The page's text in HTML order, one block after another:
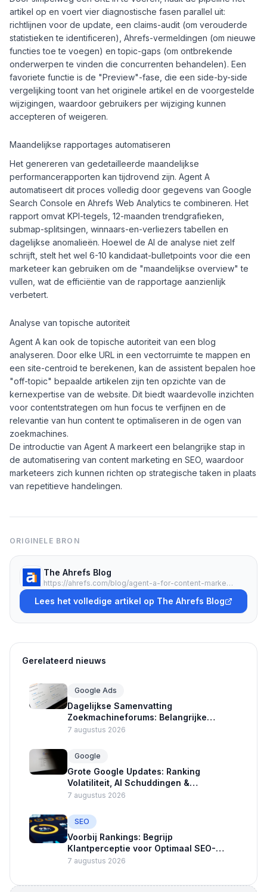
artikel op en voert vier diagnostische fasen parallel uit:
richtlijnen voor de update, een claims-audit (om verouderde
statistieken te identificeren), Ahrefs-vermeldingen (om nieuwe
functies toe te voegen) en topic-gaps (om ontbrekende
onderwerpen te vinden die concurrenten behandelen). Een
favoriete functie is de "Preview"-fase, die een side-by-side
vergelijking toont van het originele artikel en de voorgestelde
wijzigingen, waardoor gebruikers per wijziging kunnen
accepteren of weigeren.
Maandelijkse rapportages automatiseren
Het genereren van gedetailleerde maandelijkse
performancerapporten kan tijdrovend zijn. Agent A
automatiseert dit proces volledig door gegevens van Google
Search Console en Ahrefs Web Analytics te combineren. Het
rapport omvat KPI-tegels, 12-maanden trendgrafieken,
submap-splitsingen, winnaars-en-verliezers tabellen en
dagelijkse anomalieën. Hoewel de AI de analyse niet zelf
schrijft, stelt het wel 6-10 kandidaat-bulletpoints voor die een
marketeer kan gebruiken om de "maandelijkse overview" te
vullen, wat de efficiëntie van de rapportage aanzienlijk
verbetert.
Analyse van topische autoriteit
Agent A kan ook de topische autoriteit van een blog
analyseren. Door elke URL in een vectorruimte te mappen en
een site-centroid te berekenen, kan de assistent bepalen hoe
"off-topic" bepaalde artikelen zijn ten opzichte van de
kernexpertise van de website. Dit biedt waardevolle inzichten
voor contentstrategen om hun focus te verfijnen en de
relevantie van hun content te optimaliseren in de ogen van
zoekmachines.
De introductie van Agent A markeert een belangrijke stap in
de automatisering van content marketing en SEO, waardoor
marketeers zich kunnen richten op strategische taken in plaats
van repetitieve handelingen.
ORIGINELE BRON
The Ahrefs Blog
https://ahrefs.com/blog/agent-a-for-content-marketing/
Lees het volledige artikel op The Ahrefs Blog
Gerelateerd nieuws
Google Ads
Dagelijkse Samenvatting
Zoekmachineforums: Belangrijke
Updates Google Ads en Crawlers
7 augustus 2026
Google
Grote Google Updates: Ranking
Volatiliteit, AI Schuddingen &
Advertentie Nieuws
7 augustus 2026
SEO
Voorbij Rankings: Begrijp
Klantperceptie voor Optimaal SEO-
succes
7 augustus 2026